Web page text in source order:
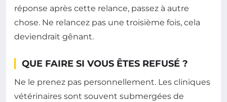
réponse après cette relance, passez à autre
chose. Ne relancez pas une troisième fois, cela
deviendrait gênant.
QUE FAIRE SI VOUS ÊTES REFUSÉ ?
Ne le prenez pas personnellement. Les cliniques
vétérinaires sont souvent submergées de